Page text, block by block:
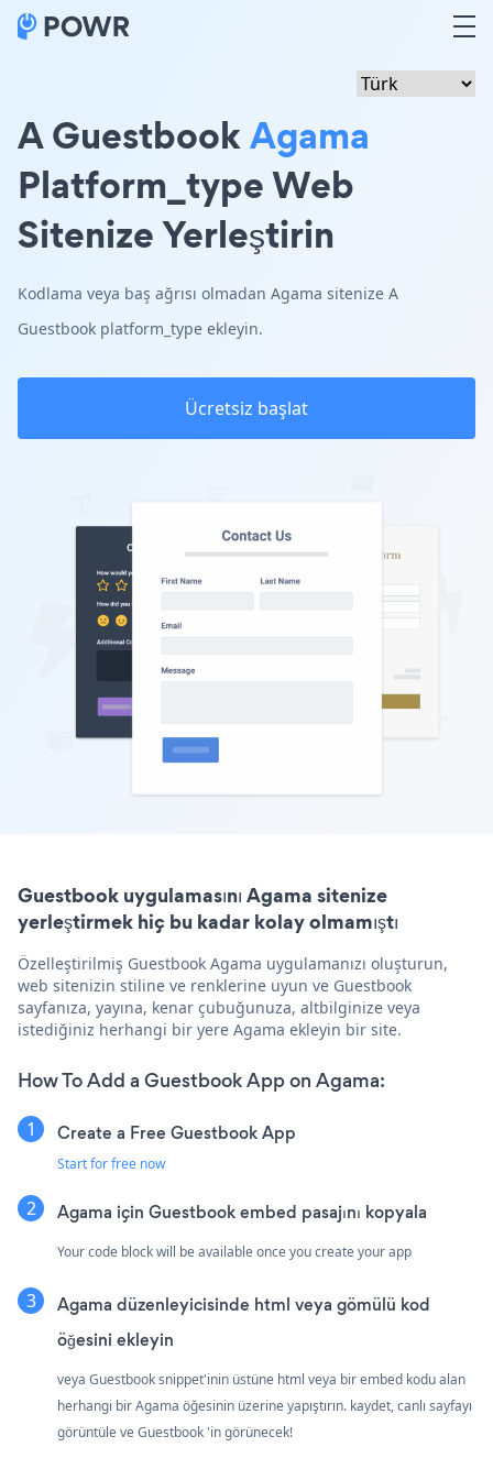
A GuestbookAgama
Platform_type Web
Sitenize Yerleştirin
Kodlama veya baş ağrısı olmadan Agama sitenize A
Guestbook platform_type ekleyin.
Ücretsiz başlat
Guestbook uygulamasını Agama sitenize
yerleştirmek hiç bu kadar kolay olmamıştı
Özelleştirilmiş Guestbook Agama uygulamanızı oluşturun,
web sitenizin stiline ve renklerine uyun ve Guestbook
sayfanıza, yayına, kenar çubuğunuza, altbilginize veya
istediğiniz herhangi bir yere Agama ekleyin bir site.
How To Add a Guestbook App on Agama:
Create a Free Guestbook App
Start for free now
Agama için Guestbook embed pasajını kopyala
Your code block will be available once you create your app
Agama düzenleyicisinde html veya gömülü kod
öğesini ekleyin
veya Guestbook snippet'inin üstüne html veya bir embed kodu alan
herhangi bir Agama öğesinin üzerine yapıştırın. kaydet, canlı sayfayı
görüntüle ve Guestbook 'in görünecek!